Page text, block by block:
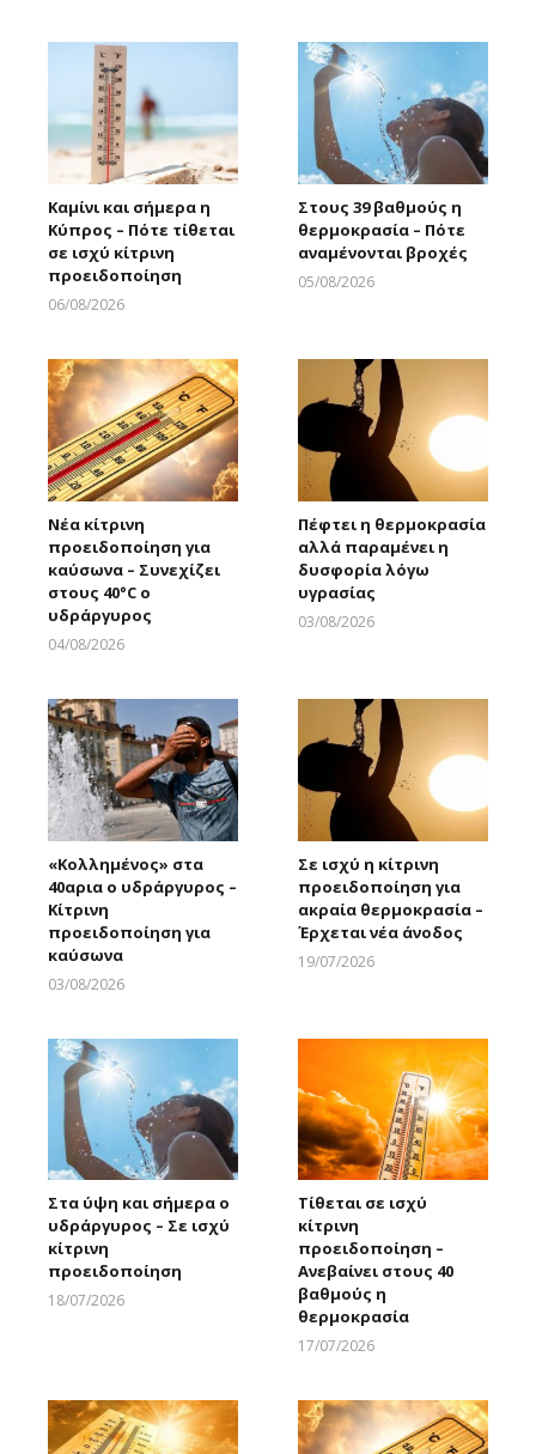
Καμίνι και σήμερα η
Κύπρος – Πότε τίθεται
σε ισχύ κίτρινη
προειδοποίηση
06/08/2026
Στους 39 βαθμούς η
θερμοκρασία – Πότε
αναμένονται βροχές
05/08/2026
Νέα κίτρινη
προειδοποίηση για
καύσωνα – Συνεχίζει
στους 40°C ο
υδράργυρος
04/08/2026
Πέφτει η θερμοκρασία
αλλά παραμένει η
δυσφορία λόγω
υγρασίας
03/08/2026
«Κολλημένος» στα
40αρια ο υδράργυρος –
Κίτρινη
προειδοποίηση για
καύσωνα
03/08/2026
Σε ισχύ η κίτρινη
προειδοποίηση για
ακραία θερμοκρασία –
Έρχεται νέα άνοδος
19/07/2026
Στα ύψη και σήμερα ο
υδράργυρος – Σε ισχύ
κίτρινη
προειδοποίηση
18/07/2026
Τίθεται σε ισχύ
κίτρινη
προειδοποίηση –
Ανεβαίνει στους 40
βαθμούς η
θερμοκρασία
17/07/2026